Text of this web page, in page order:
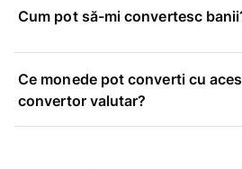
Cum pot să-mi convertesc
Ce monede pot converti cu
convertor valutar?